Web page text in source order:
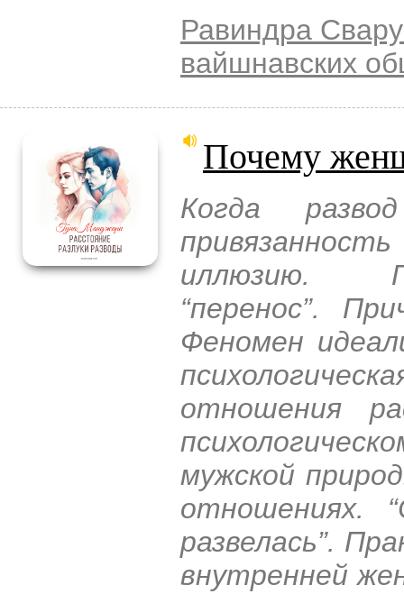
Равиндра
вайшнавских
Почему
Когда
иллюзию.
“перенос”.
Феномен
отношения
мужской
отношениях.
развелась”.
внутренней